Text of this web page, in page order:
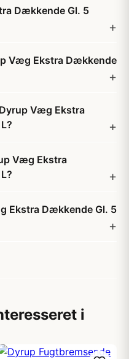
Dækkende Gl. 5
Væg Ekstra Dækkende
Væg Ekstra
Væg Ekstra
Ekstra Dækkende Gl. 5
i